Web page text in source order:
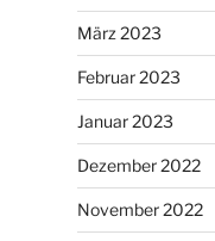
März 2023
Februar 2023
Januar 2023
Dezember 2022
November 2022